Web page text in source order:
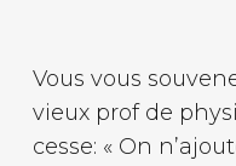
Vous vous
vieux prof de
cesse: « On